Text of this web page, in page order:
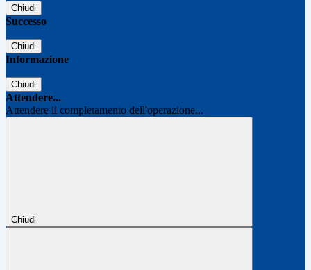
Chiudi
Successo
Chiudi
Informazione
Chiudi
Attendere...
Attendere il completamento dell'operazione...
Chiudi